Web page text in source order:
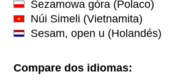
Sezamowa góra (Polaco)
Núi Simeli (Vietnamita)
Sesam, open u (Holandés)
Compare dos idiomas: